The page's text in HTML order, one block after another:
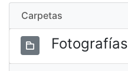
Carpetas
Fotografías